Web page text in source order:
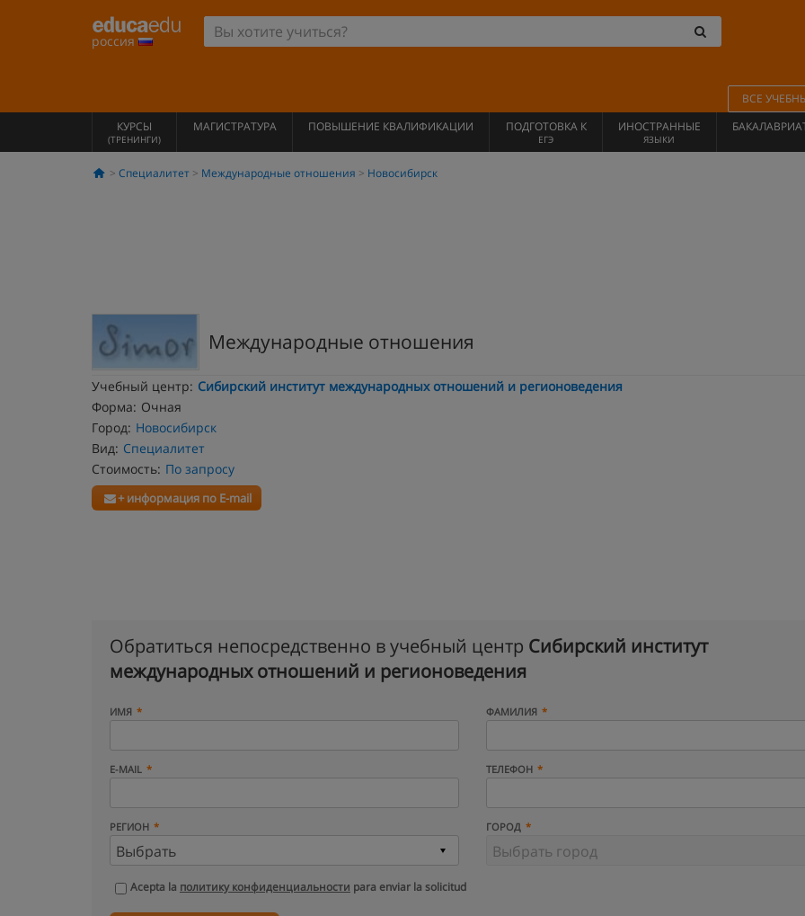
россия
ВСЕ
КУРСЫ
(ТРЕНИНГИ)
МАГИСТРАТУРА ПОВЫШЕНИЕ КВАЛИФИКАЦИИ ПОДГОТОВКА К
ЕГЭ
ИНОСТРАННЫЕ
ЯЗЫКИ
Специалитет Международные отношения Новосибирск
Международные отношения
Учебный центр: Сибирский институт международных отношений и регионоведения
Форма: Очная
Город: Новосибирск
Вид: Специалитет
Стоимость: По запросу
+ информация по E-mail
Обратиться непосредственно в учебный центр Сибирский институт
международных отношений и регионоведения
ИМЯ ФАМИЛИЯ
E-MAIL ТЕЛЕФОН
РЕГИОН ГОРОД
Acepta la политику конфиденциальности para enviar la solicitud